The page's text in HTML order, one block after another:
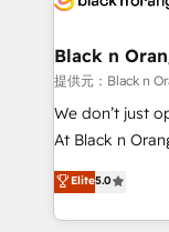
a global
boutique firm.
but small enough to listen.
Website design Let’s turn your CRM into your growth
engine!
Black n
提供元：Black
We don’t just
At Black n
Marketing with
BOOMS and
combination
Elite5.0